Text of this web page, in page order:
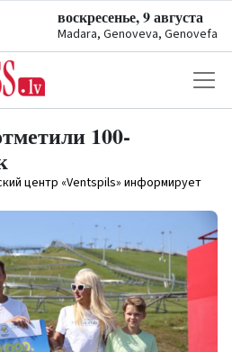
воскресенье, 9 августа
Madara, Genoveva, Genovefa
100-
центр «Ventspils» информирует